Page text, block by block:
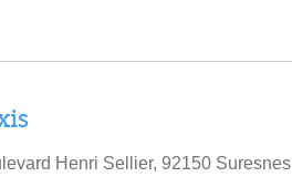
Henri Sellier, 92150 Suresnes